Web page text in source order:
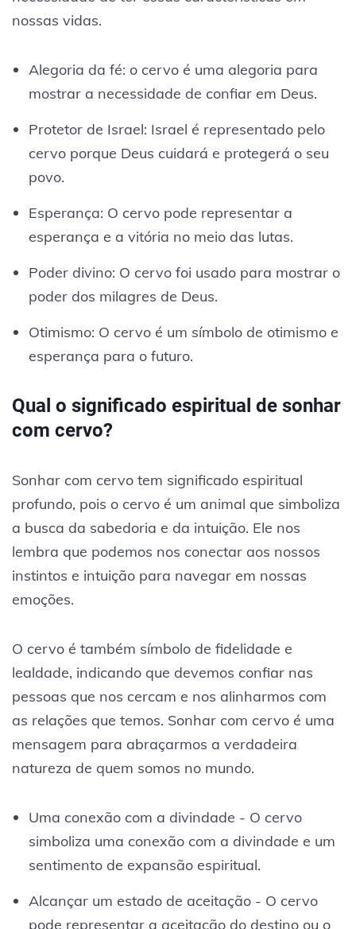
nossas vidas.
Alegoria da fé: o cervo é uma alegoria para
mostrar a necessidade de confiar em Deus.
Protetor de Israel: Israel é representado pelo
cervo porque Deus cuidará e protegerá o seu
povo.
Esperança: O cervo pode representar a
esperança e a vitória no meio das lutas.
Poder divino: O cervo foi usado para mostrar o
poder dos milagres de Deus.
Otimismo: O cervo é um símbolo de otimismo e
esperança para o futuro.
Qual o significado espiritual de sonhar
com cervo?
Sonhar com cervo tem significado espiritual
profundo, pois o cervo é um animal que simboliza
a busca da sabedoria e da intuição. Ele nos
lembra que podemos nos conectar aos nossos
instintos e intuição para navegar em nossas
emoções.
O cervo é também símbolo de fidelidade e
lealdade, indicando que devemos confiar nas
pessoas que nos cercam e nos alinharmos com
as relações que temos. Sonhar com cervo é uma
mensagem para abraçarmos a verdadeira
natureza de quem somos no mundo.
Uma conexão com a divindade - O cervo
simboliza uma conexão com a divindade e um
sentimento de expansão espiritual.
Alcançar um estado de aceitação - O cervo
pode representar a aceitação do destino ou o